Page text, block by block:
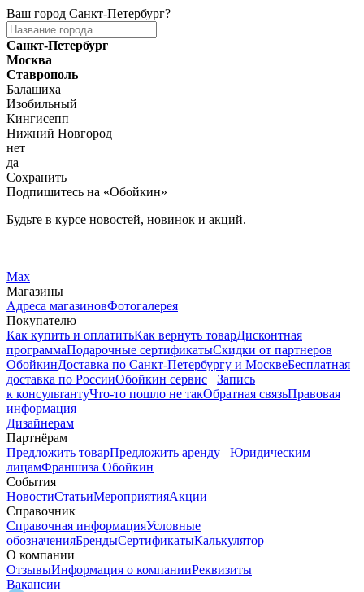
Ваш город Санкт-Петербург?
Санкт-Петербург
Москва
Ставрополь
Балашиха
Изобильный
Кингисепп
Нижний Новгород
нет
да
Сохранить
Подпишитесь на «Обойкин»
Будьте в курсе новостей, новинок и акций.
Max
Магазины
Адреса магазиновФотогалерея
Покупателю
Как купить и оплатитьКак вернуть товарДисконтная
программаПодарочные сертификатыСкидки от партнеров
ОбойкинДоставка по Санкт-Петербургу и МосквеБесплатная
доставка по РоссииОбойкин сервис
Запись
к консультантуЧто-то пошло не такОбратная связьПравовая
информация
Дизайнерам
Партнёрам
Предложить товарПредложить аренду
Юридическим
лицамФраншиза Обойкин
События
НовостиСтатьиМероприятияАкции
Справочник
Справочная информацияУсловные
обозначенияБрендыСертификатыКалькулятор
О компании
ОтзывыИнформация о компанииРеквизиты
Вакансии